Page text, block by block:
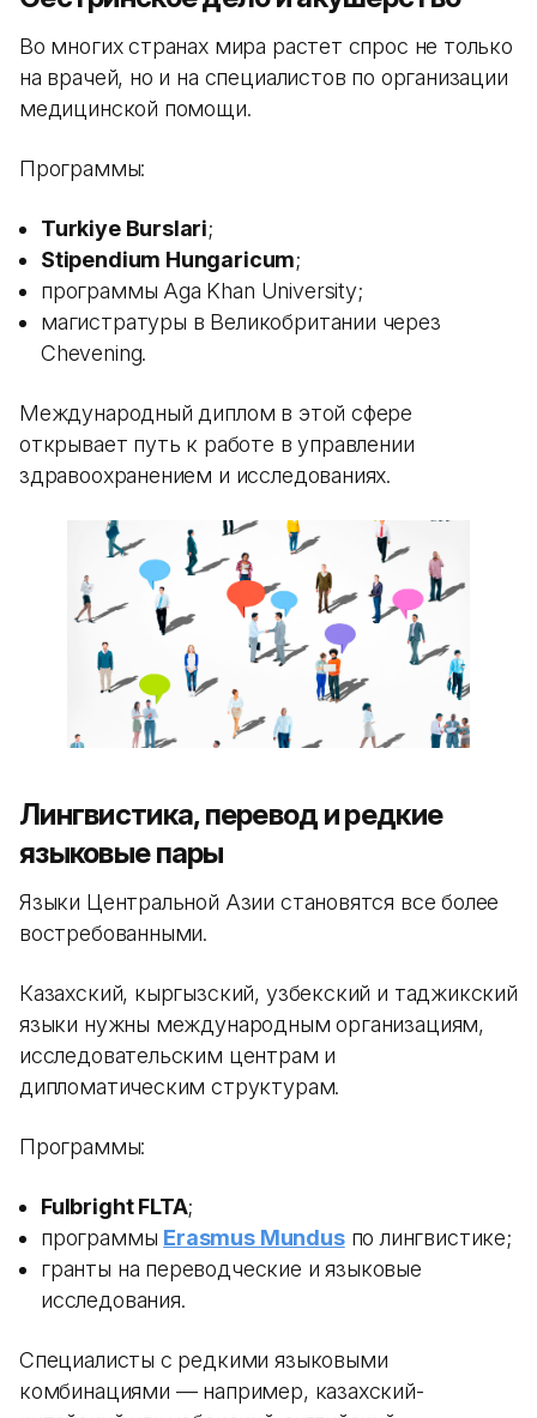
Во многих странах мира растет спрос не только
на врачей, но и на специалистов по организации
медицинской помощи.
Программы:
Turkiye Burslari;
Stipendium Hungaricum;
программы Aga Khan University;
магистратуры в Великобритании через
Chevening.
Международный диплом в этой сфере
открывает путь к работе в управлении
здравоохранением и исследованиях.
Лингвистика, перевод и редкие
языковые пары
Языки Центральной Азии становятся все более
востребованными.
Казахский, кыргызский, узбекский и таджикский
языки нужны международным организациям,
исследовательским центрам и
дипломатическим структурам.
Программы:
Fulbright FLTA;
программы Erasmus Mundusпо лингвистике;
гранты на переводческие и языковые
исследования.
Специалисты с редкими языковыми
комбинациями — например, казахский-